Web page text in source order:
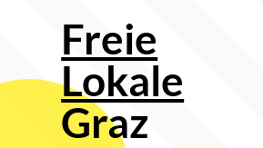
Freie
Lokale
Graz